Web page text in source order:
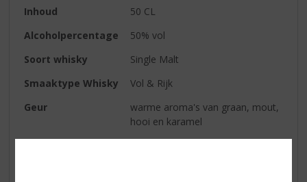
Inhoud
50 CL
Alcoholpercentage
50% vol
Soort whisky
Single Malt
Smaaktype Whisky
Vol & Rijk
Geur
warme aroma's van graan, mout,
hooi en karamel